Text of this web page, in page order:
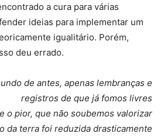
a cura para várias
ideias para implementar um
igualitário. Porém,
deu errado.
de antes, apenas lembranças e
registros de que já fomos livres
o pior, que não soubemos valorizar
da terra foi reduzida drasticamente